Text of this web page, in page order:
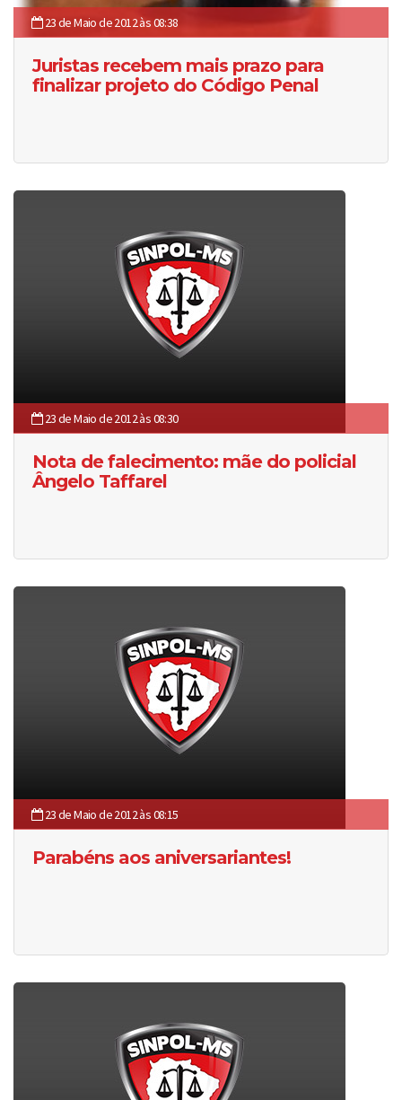
23 de Maio de 2012 às 08:38
Juristas recebem mais prazo para
finalizar projeto do Código Penal
23 de Maio de 2012 às 08:30
Nota de falecimento: mãe do policial
Ângelo Taffarel
23 de Maio de 2012 às 08:15
Parabéns aos aniversariantes!